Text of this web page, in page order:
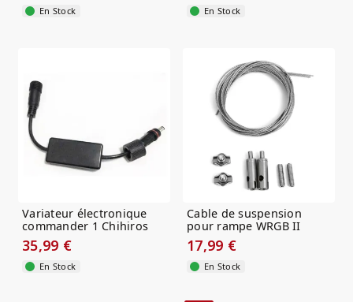
En Stock En Stock
Variateur électronique
commander 1 Chihiros
35,99 €
En Stock
Cable de suspension
pour rampe WRGB II
Chihiros
17,99 €
En Stock